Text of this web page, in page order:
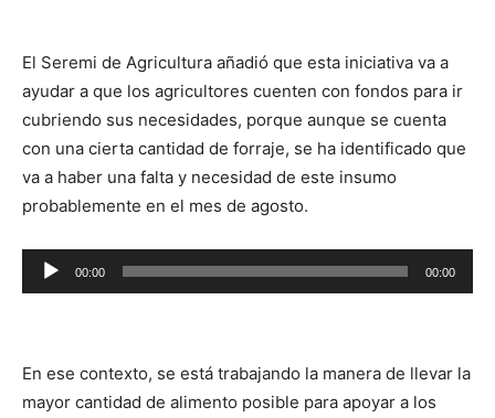
El Seremi de Agricultura añadió que esta iniciativa va a
ayudar a que los agricultores cuenten con fondos para ir
cubriendo sus necesidades, porque aunque se cuenta
con una cierta cantidad de forraje, se ha identificado que
va a haber una falta y necesidad de este insumo
probablemente en el mes de agosto.
Reproductor
de
00:00 00:00
En ese contexto, se está trabajando la manera de llevar la
mayor cantidad de alimento posible para apoyar a los